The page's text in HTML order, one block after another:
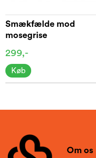
Smækfælde mod
mosegrise
299,-
Køb
Om os